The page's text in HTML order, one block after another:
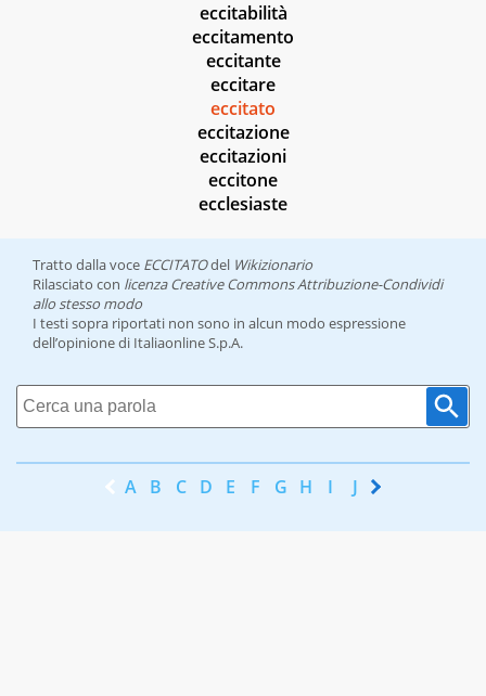
eccitabilità
eccitamento
eccitante
eccitare
eccitato
eccitazione
eccitazioni
eccitone
ecclesiaste
Tratto dalla voce ECCITATOdel Wikizionario
Rilasciato con licenza Creative Commons Attribuzione-Condividi
allo stesso modo
I testi sopra riportati non sono in alcun modo espressione
dell’opinione di Italiaonline S.p.A.
A B C D E F G H I J K